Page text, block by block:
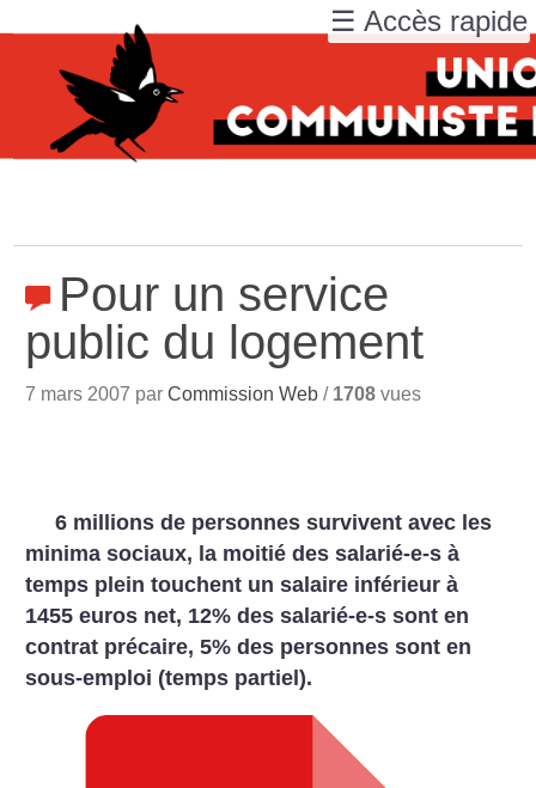
Pour un service
public du logement
7 mars 2007 parCommission Web / 1708 vues
6 millions de personnes survivent avec les
minima sociaux, la moitié des salarié-e-s à
temps plein touchent un salaire inférieur à
1455 euros net, 12% des salarié-e-s sont en
contrat précaire, 5% des personnes sont en
sous-emploi (temps partiel).
☰ Accès rapide